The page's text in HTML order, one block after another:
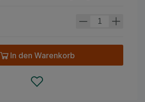
In den Warenkorb